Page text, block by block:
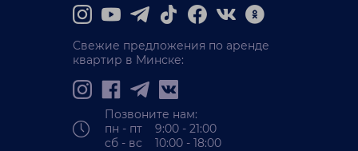
Свежие предложения по аренде
квартир в Минске:
Позвоните нам:
пн - пт 9:00 - 21:00
сб - вс 10:00 - 18:00